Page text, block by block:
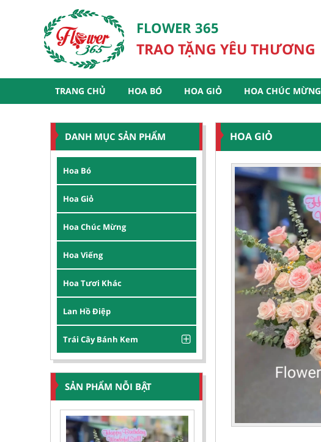
FLOWER 365
TRAO TẶNG YÊU THƯƠNG
TRANG CHỦ HOA BÓ HOA GIỎ HOA CHÚC MỪNG
DANH MỤC SẢN PHẨM
Hoa Bó
Hoa Giỏ
Hoa Chúc Mừng
Hoa Viếng
Hoa Tươi Khác
Lan Hồ Điệp
Trái Cây Bánh Kem
SẢN PHẨM NỖI BẬT
HOA GIỎ